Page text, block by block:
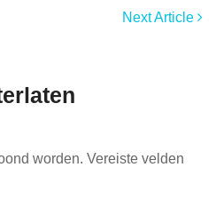
Next Article
worden. Vereiste velden